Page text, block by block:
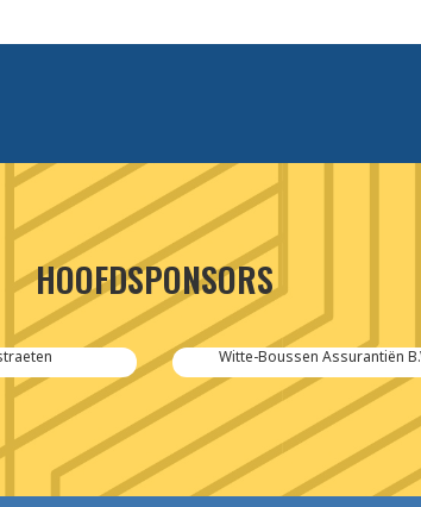
HOOFDSPONSORS
Witte-Boussen Assurantiën